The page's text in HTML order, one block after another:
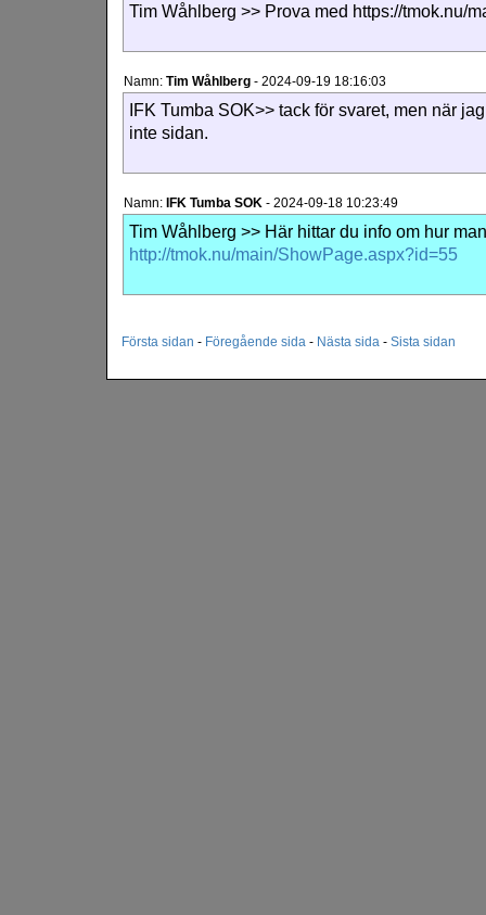
Tim Wåhlberg >> Prova med https://tmok.nu/
Namn: Tim Wåhlberg - 2024-09-19 18:16:03
IFK Tumba SOK>> tack för svaret, men när
inte sidan.
Namn: IFK Tumba SOK - 2024-09-18 10:23:49
Tim Wåhlberg >> Här hittar du info om hur
http://tmok.nu/main/ShowPage.aspx?id=55
Första sidan - Föregående sida - Nästa sida - Sista sidan